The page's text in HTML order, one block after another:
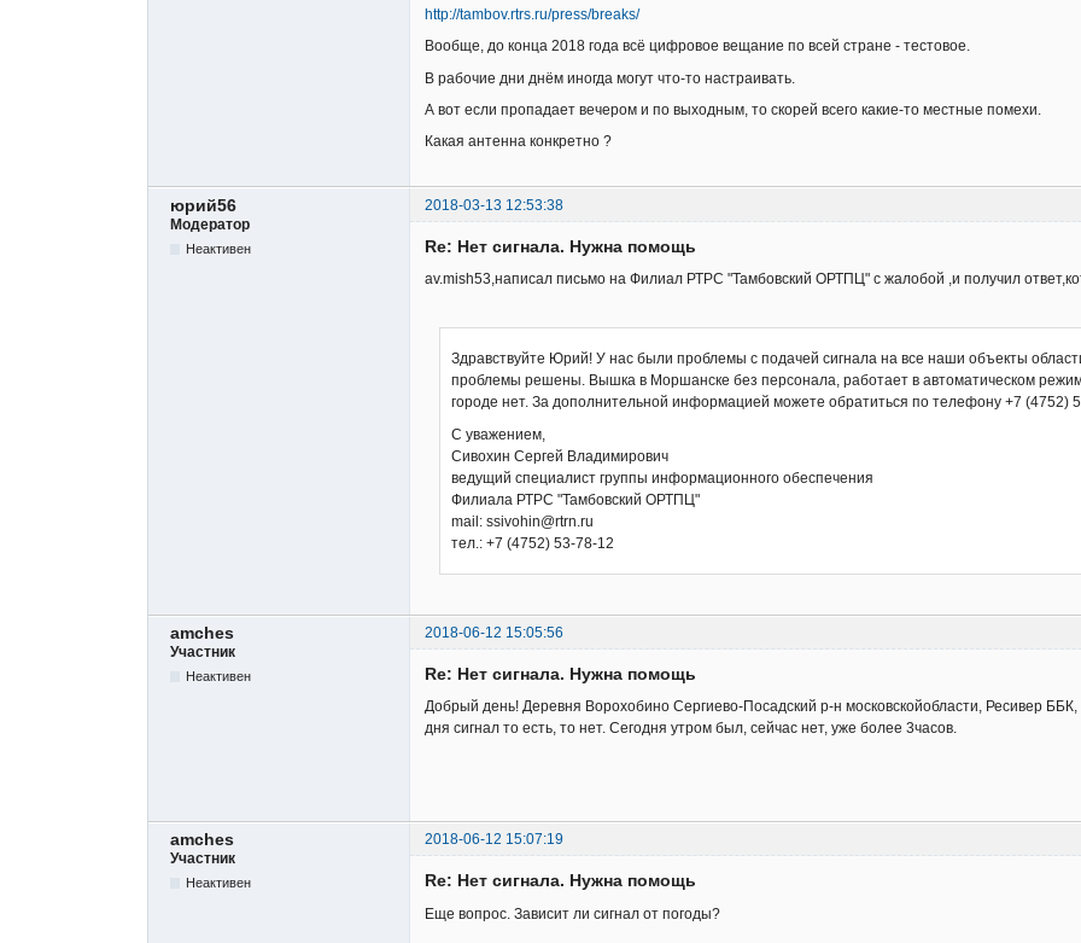
http://tambov.rtrs.ru/press/breaks/
Вообще, до конца 2018 года всё цифровое вещание по всей стране - тестовое.
В рабочие дни днём иногда могут что-то настраивать.
А вот если пропадает вечером и по выходным, то скорей всего какие-то местные помехи.
Какая антенна конкретно ?
юрий56
2018-03-13 12:53:38
Модератор
Неактивен Re: Нет сигнала. Нужна помощь
av.mish53,написал письмо на Филиал РТРС "Тамбовский ОРТПЦ" с жалобой ,и получил
Здравствуйте Юрий! У нас были проблемы с подачей сигнала на все наши объекты
проблемы решены. Вышка в Моршанске без персонала, работает в автоматическом
городе нет. За дополнительной информацией можете обратиться по телефону +7 (4752)
С уважением,
Сивохин Сергей Владимирович
ведущий специалист группы информационного обеспечения
Филиала РТРС "Тамбовский ОРТПЦ"
mail: ssivohin@rtrn.ru
тел.: +7 (4752) 53-78-12
amches
2018-06-12 15:05:56
Участник
Неактивен Re: Нет сигнала. Нужна помощь
Добрый день! Деревня Ворохобино Сергиево-Посадский р-н московскойобласти, Ресивер
дня сигнал то есть, то нет. Сегодня утром был, сейчас нет, уже более 3часов.
amches
2018-06-12 15:07:19
Участник
Неактивен Re: Нет сигнала. Нужна помощь
Еще вопрос. Зависит ли сигнал от погоды?